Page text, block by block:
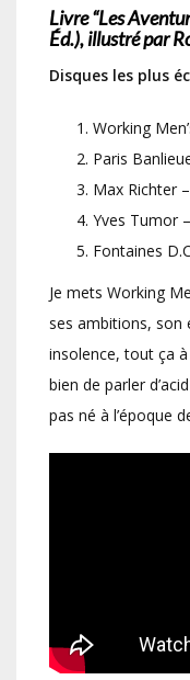
Livre “Les
Éd.), illustré par
Disques les plus
Working
Paris
Max Richter
Yves Tumor
Fontaines
Je mets Working
ses ambitions, son
insolence, tout ça
bien de parler
pas né à l’époque